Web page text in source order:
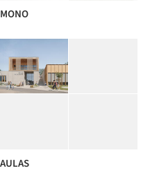
MONO
AULAS